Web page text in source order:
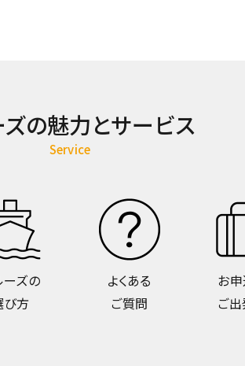
ズの魅力とサービス
Service
ーズの
び方
よくある
ご質問
お
ご